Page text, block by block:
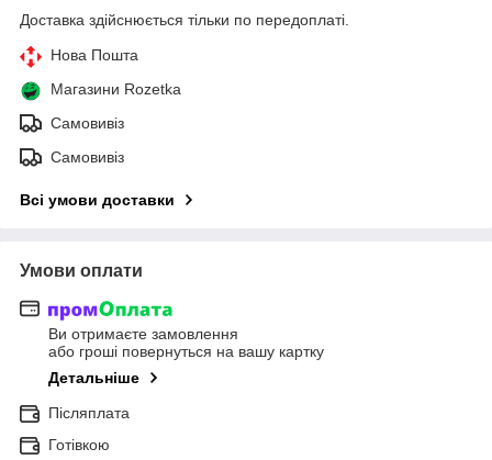
Доставка здійснюється тільки по передоплаті.
Нова Пошта
Магазини Rozetka
Самовивіз
Самовивіз
Всі умови доставки
Умови оплати
Ви отримаєте замовлення
або гроші повернуться на вашу картку
Детальніше
Післяплата
Готівкою